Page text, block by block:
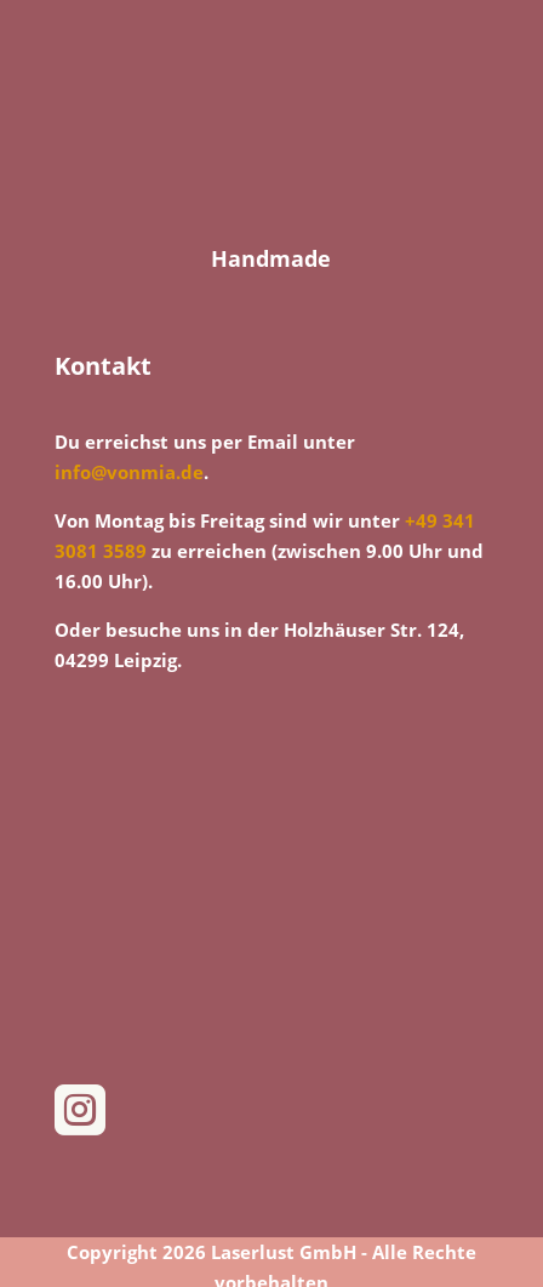
Handmade
Kontakt
Du erreichst uns per Email unter
info@vonmia.de.
Von Montag bis Freitag sind wir unter +49 341
3081 3589 zu erreichen (zwischen 9.00 Uhr und
16.00 Uhr).
Oder besuche uns in der Holzhäuser Str. 124,
04299 Leipzig.

Copyright 2026 Laserlust GmbH - Alle Rechte
vorbehalten